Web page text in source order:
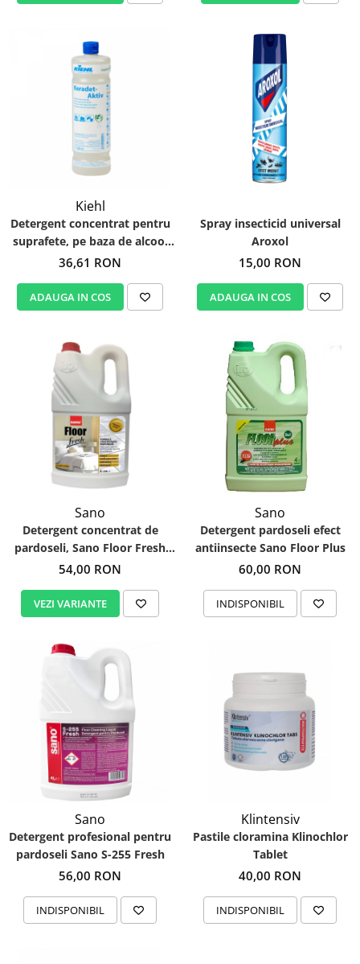
Kiehl
Detergent concentrat pentru
suprafete, pe baza de alcool
Keradet Aktiv 1L
36,61 RON
ADAUGA IN COS
Spray insecticid universal
Aroxol
15,00 RON
ADAUGA IN COS
Sano
Detergent concentrat de
pardoseli, Sano Floor Fresh
Home 4L
54,00 RON
VEZI VARIANTE
Sano
Detergent pardoseli efect
antiinsecte Sano Floor Plus
60,00 RON
INDISPONIBIL
Sano
Detergent profesional pentru
pardoseli Sano S-255 Fresh
56,00 RON
INDISPONIBIL
Klintensiv
Pastile cloramina Klinochlor
Tablet
40,00 RON
INDISPONIBIL